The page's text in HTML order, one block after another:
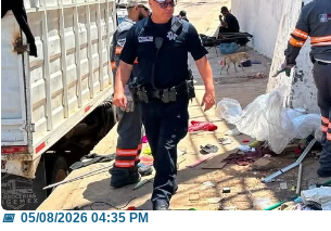
Invitan a reportar espacios públicos
invadidos a través...
📅05/08/2026 04:35 PM